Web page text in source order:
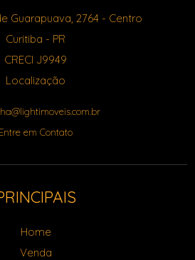
Guarapuava, 2764- Centro
Curitiba - PR
CRECI J9949
Localização
Entre em Contato
Home
Venda